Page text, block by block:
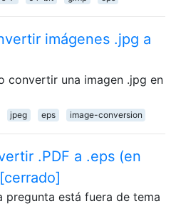
imágenes .jpg a
convertir una imagen .jpg en
jpeg eps image-conversion
.PDF a .eps (en
pregunta está fuera de tema